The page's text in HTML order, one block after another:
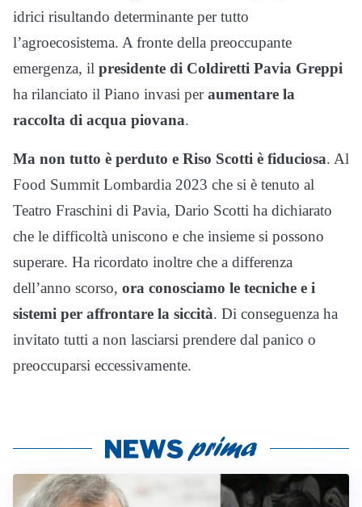
idrici risultando determinante per tutto
l’agroecosistema. A fronte della preoccupante
emergenza, il presidente di Coldiretti Pavia Greppi
ha rilanciato il Piano invasi peraumentare la
raccolta di acqua piovana.
Ma non tutto è perduto e Riso Scotti è fiduciosa. Al
Food Summit Lombardia 2023 che si è tenuto al
Teatro Fraschini di Pavia, Dario Scotti ha dichiarato
che le difficoltà uniscono e che insieme si possono
superare. Ha ricordato inoltre che a differenza
dell’anno scorso, ora conosciamo le tecniche e i
sistemi per affrontare la siccità. Di conseguenza ha
invitato tutti a non lasciarsi prendere dal panico o
preoccuparsi eccessivamente.